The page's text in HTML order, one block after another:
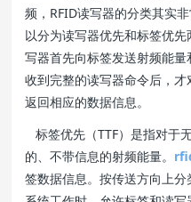
频，RFID读写器的分类其实
以分为读写器优先和标签优
写器首先向标签发送射频能
收到完整的读写器命令后，才
返回相应的数据信息。
标签优先（TTF）是指对于
的、不带信息的射频能量。
签数据信息。按传送方向上